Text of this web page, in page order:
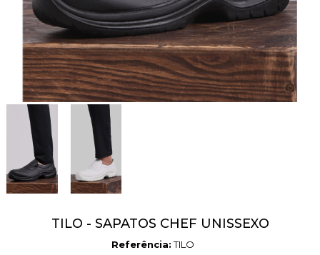
TILO - SAPATOS CHEF UNISSEXO
Referência: TILO